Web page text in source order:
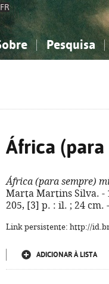
FR
Pesquisa
África
África (para sempre)
Marta Martins Silva. -
205, [3] p. : il. ; 24 cm.
Link persistente: http://
ADICIONAR À LISTA